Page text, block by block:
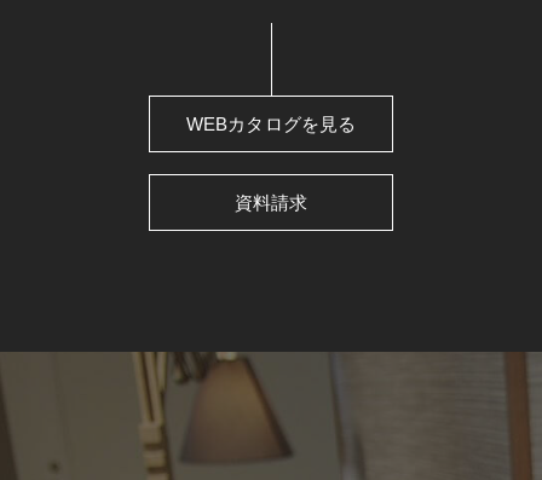
WEBカタログを見る
資料請求